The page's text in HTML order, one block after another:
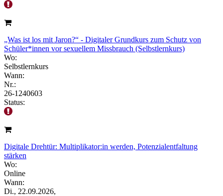
„Was ist los mit Jaron?“ - Digitaler Grundkurs zum Schutz von
Schüler*innen vor sexuellem Missbrauch (Selbstlernkurs)
Wo:
Selbstlernkurs
Wann:
Nr.:
26-1240603
Status:
Digitale Drehtür: Multiplikator:in werden, Potenzialentfaltung
stärken
Wo:
Online
Wann:
Di., 22.09.2026,